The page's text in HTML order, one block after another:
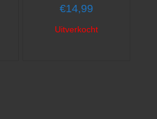
€14,99
Uitverkocht